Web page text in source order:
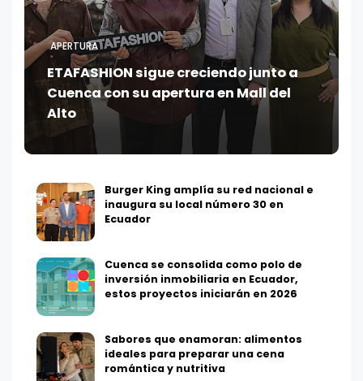
APERTURA
ETAFASHION sigue creciendo junto a
Cuenca con su apertura en Mall del
Alto
Burger King amplía su red nacional e
inaugura su local número 30 en
Ecuador
Cuenca se consolida como polo de
inversión inmobiliaria en Ecuador,
estos proyectos iniciarán en 2026
Sabores que enamoran: alimentos
ideales para preparar una cena
romántica y nutritiva